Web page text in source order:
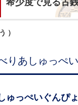
）
りあしゅっぺい
っぺいぐんぴょ